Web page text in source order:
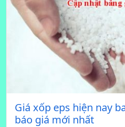
Giá xốp eps hiện nay
báo giá mới nhất